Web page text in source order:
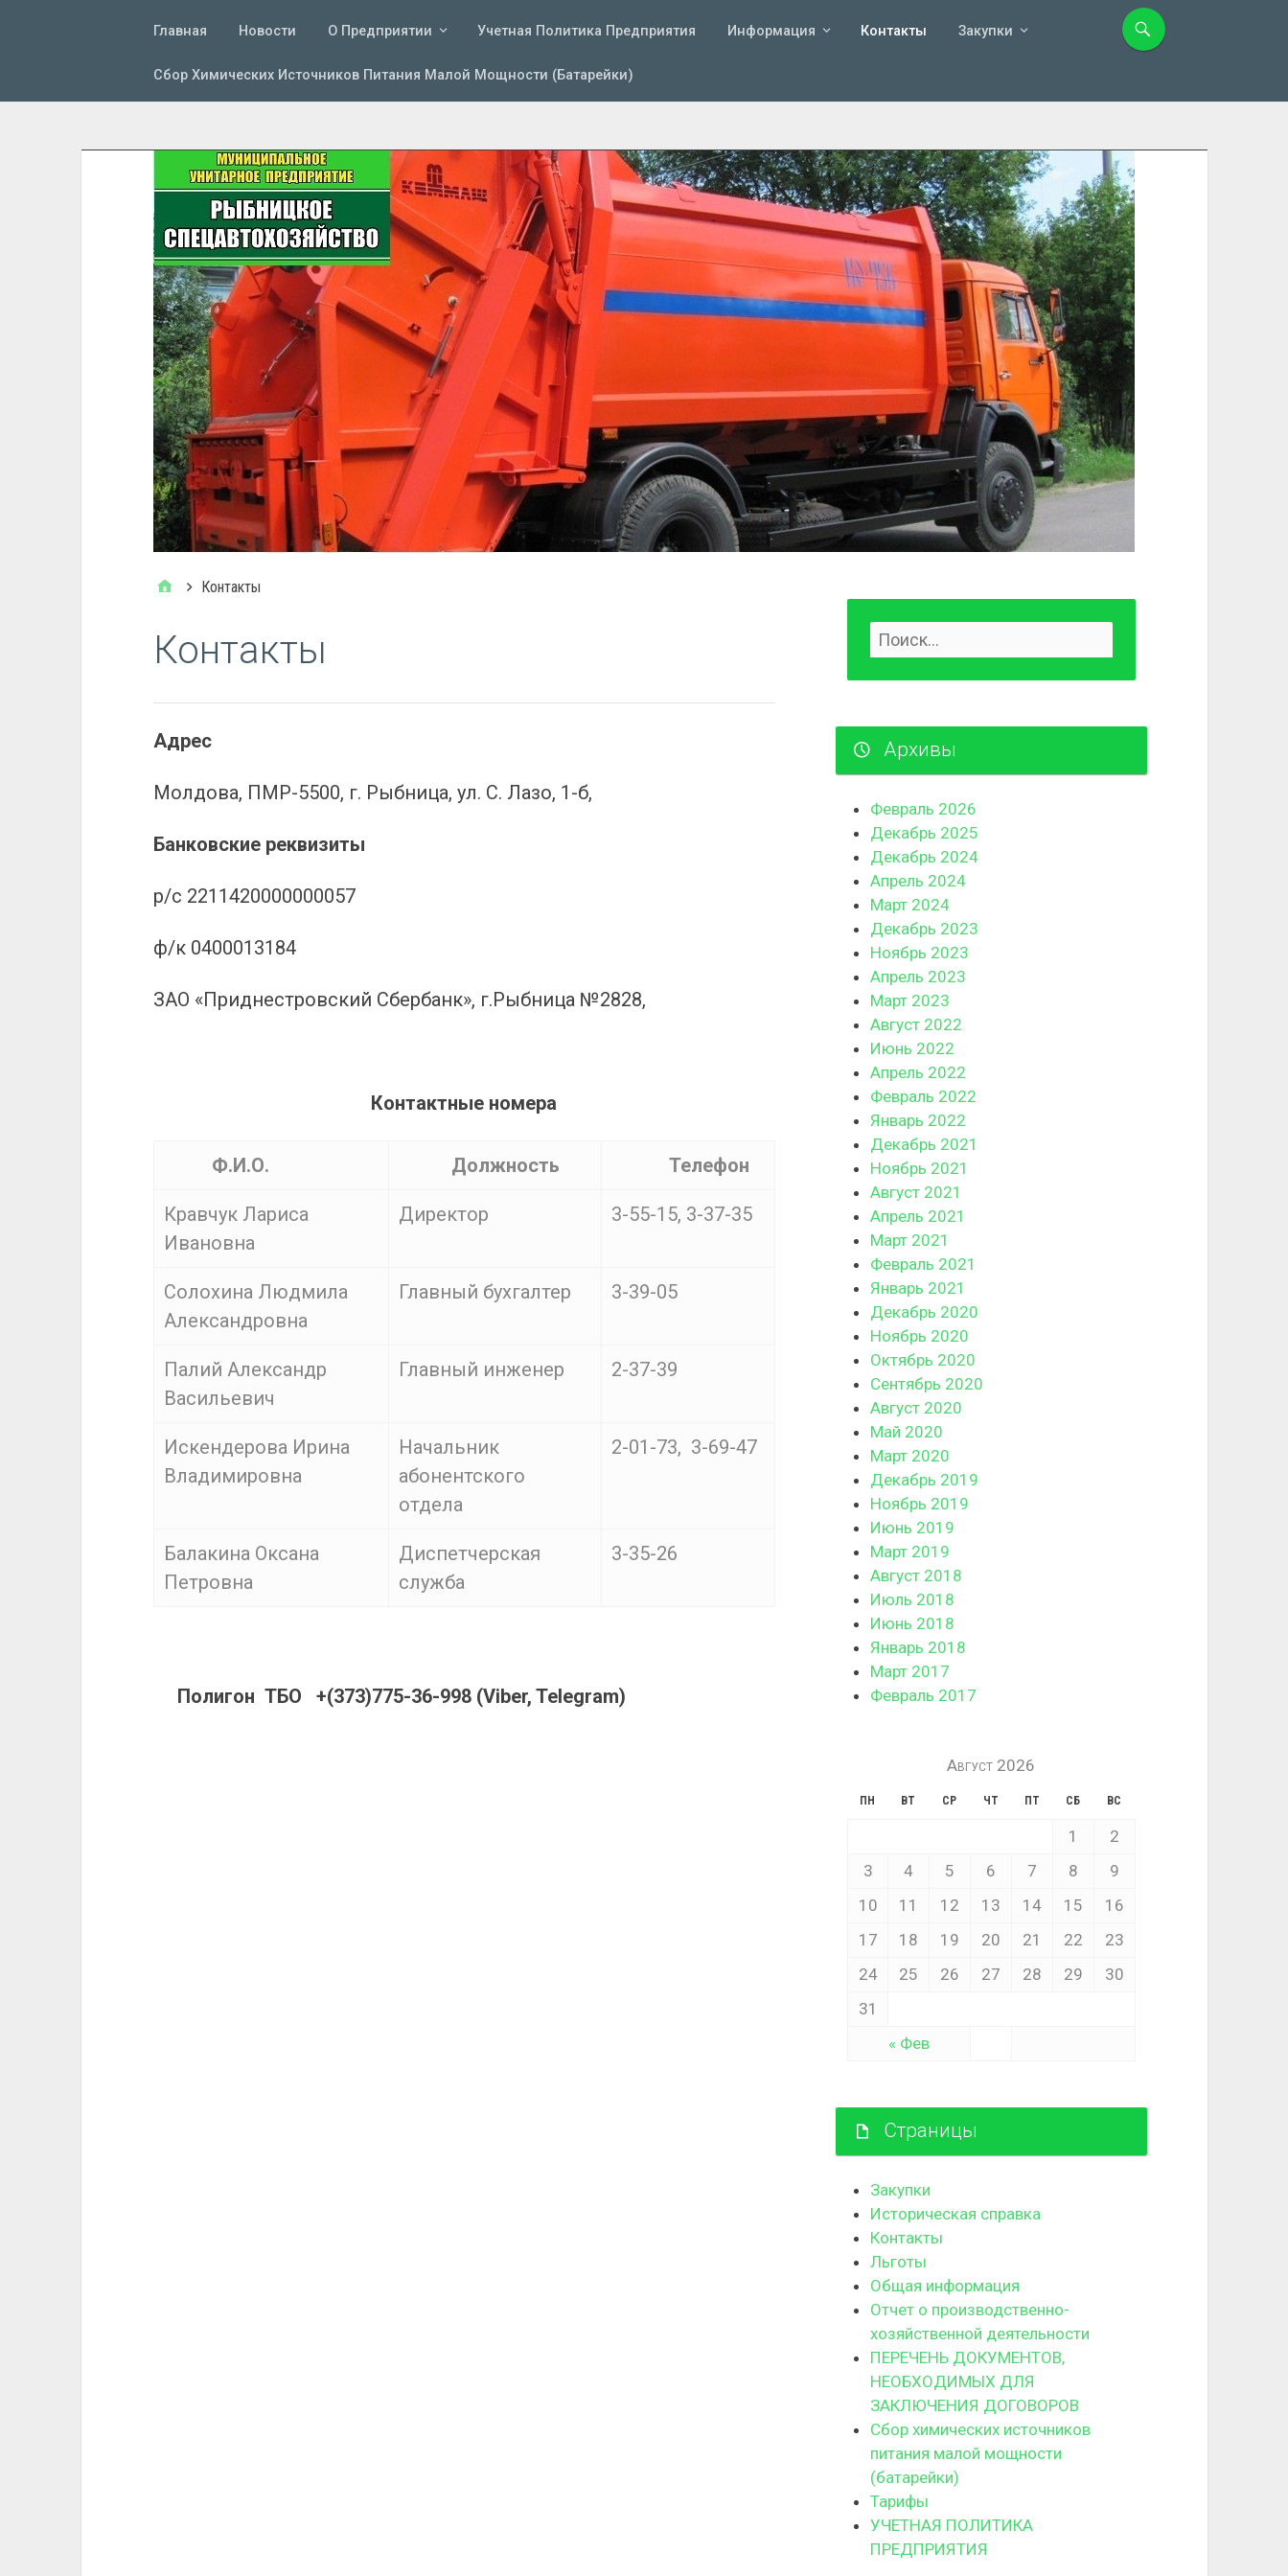
Главная Новости О Предприятии Учетная Политика Предприятия Информация Контакты Закупки
Сбор Химических Источников Питания Малой Мощности (батарейки)
Контакты
Контакты
Адрес
Молдова, ПМР-5500, г. Рыбница, ул. С. Лазо, 1-б,
Банковские реквизиты
р/с 2211420000000057
ф/к 0400013184
ЗАО «Приднестровский Сбербанк», г.Рыбница №2828,
Контактные номера
Ф.И.О. Должность Телефон
Кравчук Лариса
Ивановна
Директор 3-55-15, 3-37-35
Солохина Людмила
Александровна
Главный бухгалтер 3-39-05
Палий Александр
Васильевич
Главный инженер 2-37-39
Искендерова Ирина
Владимировна
Начальник
абонентского
отдела
2-01-73, 3-69-47
Балакина Оксана
Петровна
Диспетчерская
служба
3-35-26
Полигон ТБО +(373)775-36-998 (Viber, Telegram)
Архивы
Февраль 2026
Декабрь 2025
Декабрь 2024
Апрель 2024
Март 2024
Декабрь 2023
Ноябрь 2023
Апрель 2023
Март 2023
Август 2022
Июнь 2022
Апрель 2022
Февраль 2022
Январь 2022
Декабрь 2021
Ноябрь 2021
Август 2021
Апрель 2021
Март 2021
Февраль 2021
Январь 2021
Декабрь 2020
Ноябрь 2020
Октябрь 2020
Сентябрь 2020
Август 2020
Май 2020
Март 2020
Декабрь 2019
Ноябрь 2019
Июнь 2019
Март 2019
Август 2018
Июль 2018
Июнь 2018
Январь 2018
Март 2017
Февраль 2017
Август 2026
ПН ВТ СР ЧТ ПТ СБ ВС
« Фев
1
2
3
4 5 6 7 8
9
10
11 12 13 14 15
16
17
18 19 20 21 22
23
24
25 26 27 28 29
30
31
Страницы
Закупки
Историческая справка
Контакты
Льготы
Общая информация
Отчет о производственно-
хозяйственной деятельности
ПЕРЕЧЕНЬ ДОКУМЕНТОВ,
НЕОБХОДИМЫХ ДЛЯ
ЗАКЛЮЧЕНИЯ ДОГОВОРОВ
Сбор химических источников
питания малой мощности
(батарейки)
Тарифы
УЧЕТНАЯ ПОЛИТИКА
ПРЕДПРИЯТИЯ